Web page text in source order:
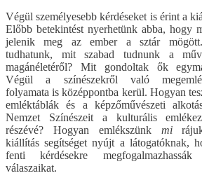
Végül személyesebb kérdéseket is érint a
Előbb betekintést nyerhetünk abba, hogy
jelenik meg az ember a sztár
tudhatunk, mit szabad tudnunk a
magánéletéről? Mit gondoltak ők
Végül a színészekről való
folyamata is középpontba kerül. Hogyan
emléktáblák és a képzőművészeti
Nemzet Színészeit a kulturális
részévé? Hogyan emlékszünk mi
kiállítás segítséget nyújt a látogatóknak,
fenti kérdésekre megfogalmazhassák
válaszaikat.